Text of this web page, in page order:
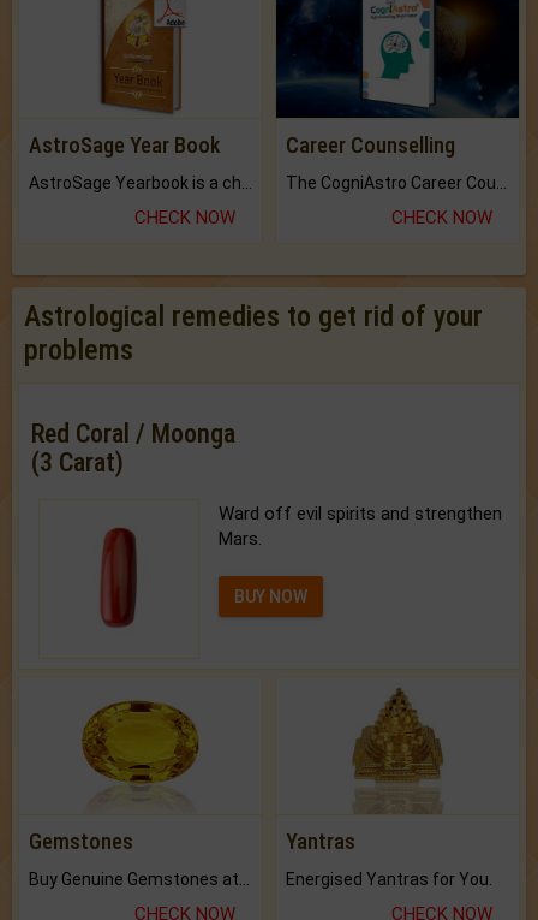
AstroSage Year Book
CHECK NOW
Career Counselling
CHECK NOW
Astrological remedies to get rid of your
problems
Red Coral / Moonga
(3 Carat)
Ward off evil spirits and strengthen
Mars.
BUY NOW
Gemstones
CHECK NOW
Yantras
Energised Yantras for You.
CHECK NOW